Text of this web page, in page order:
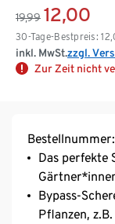
19,99 12,00
30-Tage-Bestpreis:
inkl. MwSt.zzgl.
Zur Zeit nicht
Bestellnummer:
Das perfekte
Bypass-
Pflanzen,